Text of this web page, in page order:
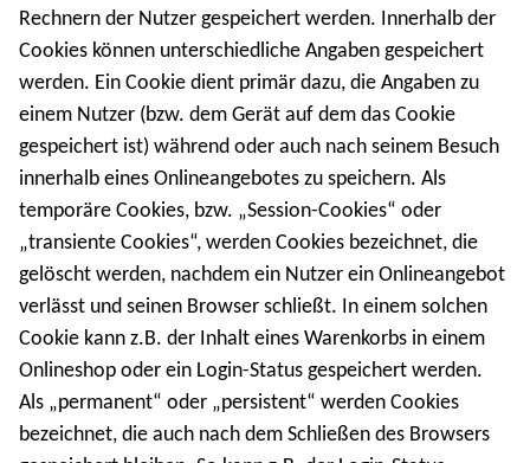
Rechnern der Nutzer gespeichert werden. Innerhalb der
Cookies können unterschiedliche Angaben gespeichert
werden. Ein Cookie dient primär dazu, die Angaben zu
einem Nutzer (bzw. dem Gerät auf dem das Cookie
gespeichert ist) während oder auch nach seinem Besuch
innerhalb eines Onlineangebotes zu speichern. Als
temporäre Cookies, bzw. „Session-Cookies“ oder
„transiente Cookies“, werden Cookies bezeichnet, die
gelöscht werden, nachdem ein Nutzer ein Onlineangebot
verlässt und seinen Browser schließt. In einem solchen
Cookie kann z.B. der Inhalt eines Warenkorbs in einem
Onlineshop oder ein Login-Status gespeichert werden.
Als „permanent“ oder „persistent“ werden Cookies
bezeichnet, die auch nach dem Schließen des Browsers